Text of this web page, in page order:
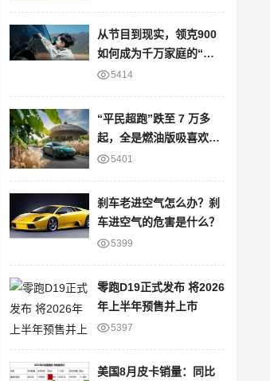
从节目到现实，领克900
如何成为千万家庭的“信
任之选”？
5414
“平民超跑”跌至 7 万多
起，全是燃油版吸喜欢的
进 5401
刹车老进空气怎么办？刹
车进空气的危害是什么？
5399
零跑D19正式发布 将2026
年上半年预售并上市
5397
美国8月皮卡销量：同比